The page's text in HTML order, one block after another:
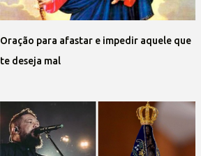
Oração para afastar e impedir aquele que
te deseja mal